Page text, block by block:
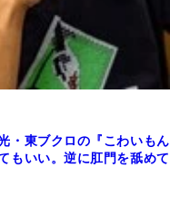
・東ブクロの『こわいもん
もいい。逆に肛門を舐めて